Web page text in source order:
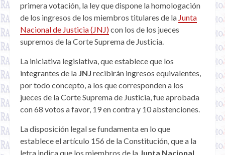
primera votación, la ley que dispone la homologación
de los ingresos de los miembros titulares de la Junta
Nacional de Justicia (JNJ)con los de los jueces
supremos de la Corte Suprema de Justicia.
La iniciativa legislativa, que establece que los
integrantes de la JNJ recibirán ingresos equivalentes,
por todo concepto, a los que corresponden a los
jueces de la Corte Suprema de Justicia, fue aprobada
con 68 votos a favor, 19 en contra y 10 abstenciones.
La disposición legal se fundamenta en lo que
establece el artículo 156 de la Constitución, que a la
letra indica que los miembros de la Junta Nacional